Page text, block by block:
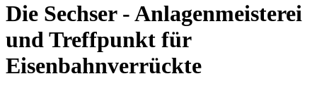
Die Sechser - Anlagenmeisterei
und Treffpunkt für
Eisenbahnverrückte